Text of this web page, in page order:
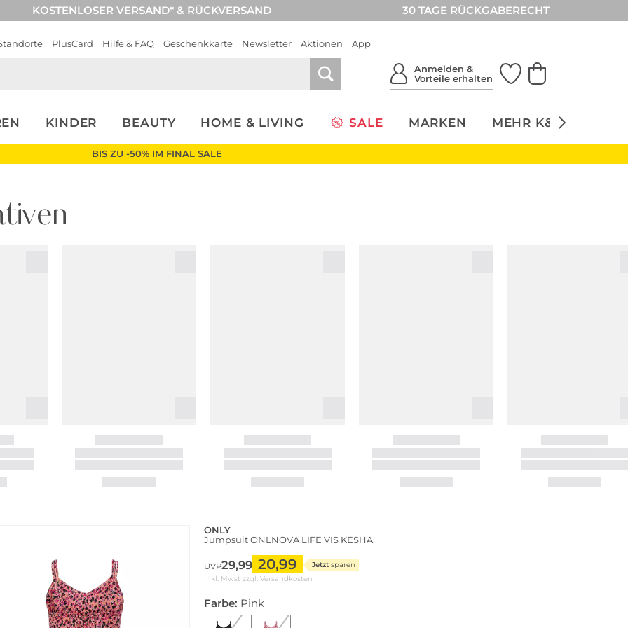
KOSTENLOSER VERSAND* & RÜCKVERSAND 30 TAGE RÜCKGABERECHT
PlusCard Hilfe & FAQ Geschenkkarte Newsletter Aktionen App
Anmelden &
Vorteile erhalten
KINDER BEAUTY HOME & LIVING SALE MARKEN MEHR K&Ö
BIS ZU -50% IM FINAL SALE
ONLY
Jumpsuit ONLNOVA LIFE VIS KESHA
UVP29,99 20,99 Jetzt sparen
inkl. Mwst zzgl. Versandkosten
Farbe: Pink